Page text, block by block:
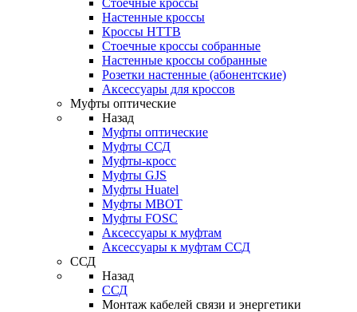
Стоечные кроссы
Настенные кроссы
Кроссы HTTB
Стоечные кроссы собранные
Настенные кроссы собранные
Розетки настенные (абонентские)
Аксессуары для кроссов
Муфты оптические
Назад
Муфты оптические
Муфты ССД
Муфты-кросс
Муфты GJS
Муфты Huatel
Муфты МВОТ
Муфты FOSC
Аксессуары к муфтам
Аксессуары к муфтам ССД
ССД
Назад
ССД
Монтаж кабелей связи и энергетики